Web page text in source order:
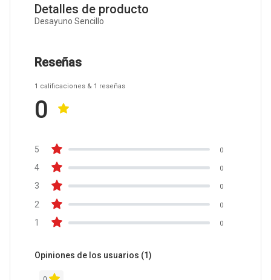
Detalles de producto
Desayuno Sencillo
Reseñas
1 calificaciones & 1 reseñas
0
5 0
4 0
3 0
2 0
1 0
Opiniones de los usuarios (1)